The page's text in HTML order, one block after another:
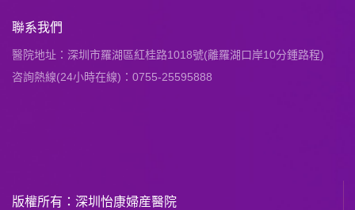
聯系我們
醫院地址：深圳市羅湖區紅桂路1018號(離羅湖口岸10分鍾路程)
咨詢熱線(24小時在線)：0755-25595888
版權所有：深圳怡康婦産醫院